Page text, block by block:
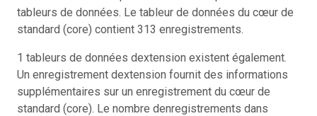
tableurs de données. Le tableur de données du cœur de
standard (core) contient 313 enregistrements.
1 tableurs de données dextension existent également.
Un enregistrement dextension fournit des informations
supplémentaires sur un enregistrement du cœur de
standard (core). Le nombre denregistrements dans